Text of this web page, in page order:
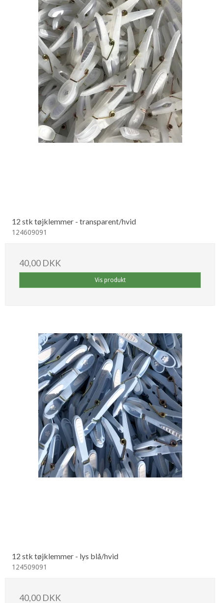
12 stk tøjklemmer - transparent/hvid
124609091
40,00 DKK
Vis produkt
12 stk tøjklemmer - lys blå/hvid
124509091
40,00 DKK